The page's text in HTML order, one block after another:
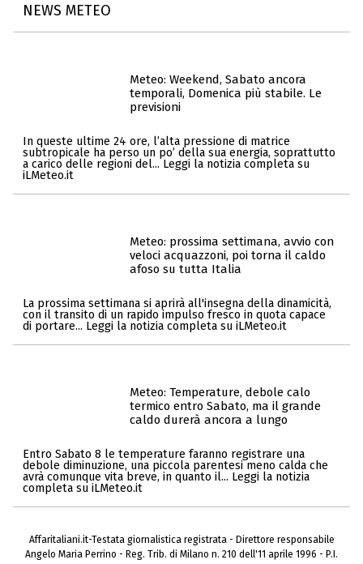
NEWS METEO
Meteo: Weekend, Sabato ancora
temporali, Domenica più stabile. Le
previsioni
In queste ultime 24 ore, l’alta pressione di matrice
subtropicale ha perso un po’ della sua energia, soprattutto
a carico delle regioni del... Leggi la notizia completa su
iLMeteo.it
Meteo: prossima settimana, avvio con
veloci acquazzoni, poi torna il caldo
afoso su tutta Italia
La prossima settimana si aprirà all'insegna della dinamicità,
con il transito di un rapido impulso fresco in quota capace
di portare... Leggi la notizia completa su iLMeteo.it
Meteo: Temperature, debole calo
termico entro Sabato, ma il grande
caldo durerà ancora a lungo
Entro Sabato 8 le temperature faranno registrare una
debole diminuzione, una piccola parentesi meno calda che
avrà comunque vita breve, in quanto il... Leggi la notizia
completa su iLMeteo.it
Affaritaliani.it-Testata giornalistica registrata - Direttore responsabile
Angelo Maria Perrino - Reg. Trib. di Milano n. 210 dell'11 aprile 1996 - P.I.